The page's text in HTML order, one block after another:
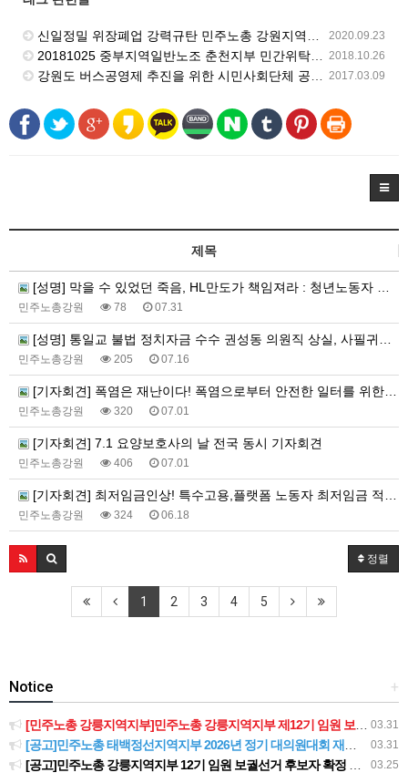
2020.09.23
신일정밀 위장폐업 강력규탄 민주노총 강원지역본부 기자회견 고용노동부 강릉지청 앞에서 진행
2018.10.26
20181025 중부지역일반노조 춘천지부 민간위탁 철회 직접고용 쟁취를 위한 전 조합원 끝장투쟁 선포 기자회견
2017.03.09
강원도 버스공영제 추진을 위한 시민사회단체 공동대책위원회 출범 기자회견
제목
[성명] 막을 수 있었던 죽음, HL만도가 책임져라 : 청년노동자 사망사고의 철저한 진상규명과 재발방지 대책 마련하라
민주노총강원 78 07.31
[성명] 통일교 불법 정치자금 수수 권성동 의원직 상실, 사필귀정이다
민주노총강원 205 07.16
[기자회견] 폭염은 재난이다! 폭염으로부터 안전한 일터를 위한 민주노총 강원지역본부 폭염감시단 선포 기자회견
민주노총강원 320 07.01
[기자회견] 7.1 요양보호사의 날 전국 동시 기자회견
민주노총강원 406 07.01
[기자회견] 최저임금인상! 특수고용,플랫폼 노동자 최저임금 적용 촉구 강원지역본부 기자회견
민주노총강원 324 06.18
정렬
1 2 3 4 5
+
Notice
03.31
[민주노총 강릉지역지부]민주노총 강릉지역지부 제12기 임원 보궐선거결과 공고
03.31
[공고]민주노총 태백정선지역지부 2026년 정기 대의원대회 재소집 건
03.25
[공고]민주노총 강릉지역지부 12기 임원 보궐선거 후보자 확정 공고